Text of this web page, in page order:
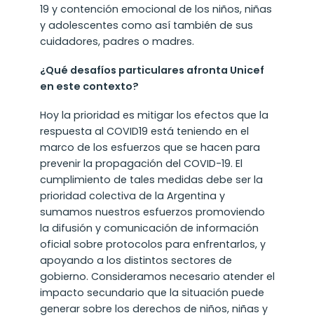
19 y contención emocional de los niños, niñas
y adolescentes como así también de sus
cuidadores, padres o madres.
¿Qué desafíos particulares afronta Unicef
en este contexto?
Hoy la prioridad es mitigar los efectos que la
respuesta al COVID19 está teniendo en el
marco de los esfuerzos que se hacen para
prevenir la propagación del COVID-19. El
cumplimiento de tales medidas debe ser la
prioridad colectiva de la Argentina y
sumamos nuestros esfuerzos promoviendo
la difusión y comunicación de información
oficial sobre protocolos para enfrentarlos, y
apoyando a los distintos sectores de
gobierno. Consideramos necesario atender el
impacto secundario que la situación puede
generar sobre los derechos de niños, niñas y